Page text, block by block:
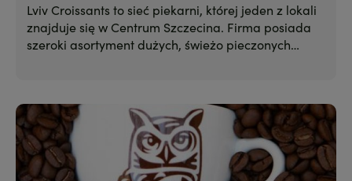
Lviv Croissants to sieć piekarni, której jeden z lokali
znajduje się w Centrum Szczecina. Firma posiada
szeroki asortyment dużych, świeżo pieczonych